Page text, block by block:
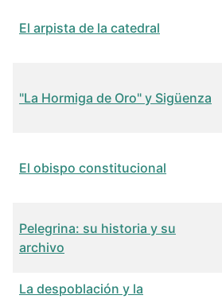
El arpista de la catedral
"La Hormiga de Oro" y Sigüenza
El obispo constitucional
Pelegrina: su historia y su
archivo
La despoblación y la